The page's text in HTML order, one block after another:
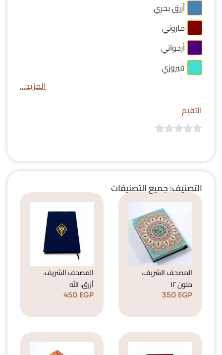
أزرق بحري
ماروني
أرجواني
فيروزي
المزيد...
التقيم
التصنيف: جميع التصنيفات
المصحف الشريف،
ملون ١٢
350 EGP
المصحف الشريف،
أزرق، الله
450 EGP